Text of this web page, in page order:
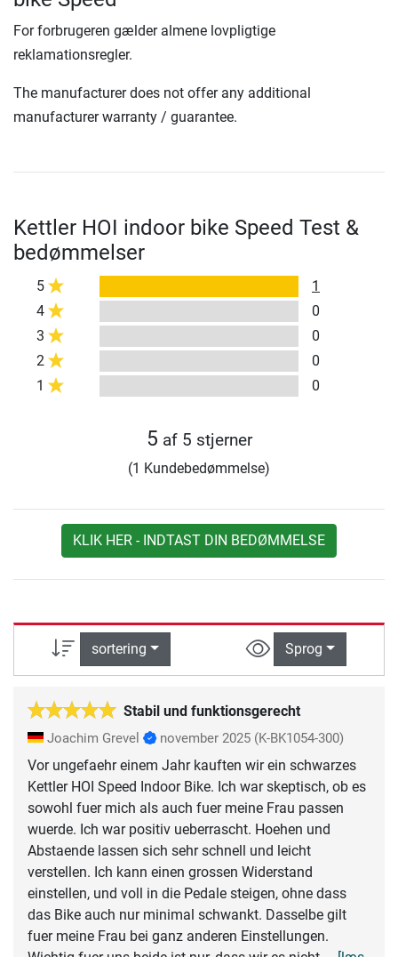
For forbrugeren gælder almene lovpligtige
reklamationsregler.
The manufacturer does not offer any additional
manufacturer warranty / guarantee.
Kettler HOI indoor bike Speed Test &
bedømmelser
5
1
4
0
3
0
2
0
1
0
5 af 5 stjerner
(1 Kundebedømmelse)
KLIK HER - INDTAST DIN BEDØMMELSE
sortering Sprog
Stabil und funktionsgerecht
Joachim Grevel november 2025 (K-BK1054-300)
Vor ungefaehr einem Jahr kauften wir ein schwarzes
Kettler HOI Speed Indoor Bike. Ich war skeptisch, ob es
sowohl fuer mich als auch fuer meine Frau passen
wuerde. Ich war positiv ueberrascht. Hoehen und
Abstaende lassen sich sehr schnell und leicht
verstellen. Ich kann einen grossen Widerstand
einstellen, und voll in die Pedale steigen, ohne dass
das Bike auch nur minimal schwankt. Dasselbe gilt
fuer meine Frau bei ganz anderen Einstellungen.